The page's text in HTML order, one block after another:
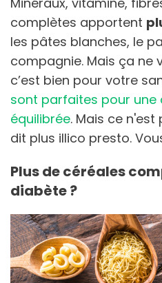
complètes apportent
les pâtes blanches, le
compagnie. Mais ça ne
c’est bien pour votre
sont parfaites pour une
équilibrée. Mais ce n'est
dit plus illico presto.
Plus de céréales
diabète ?